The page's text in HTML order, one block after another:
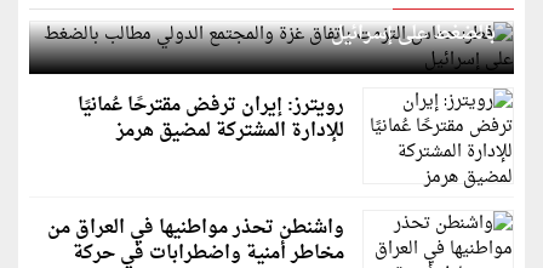
بالضغط على إسرائيل
رويترز: إيران ترفض مقترحًا عُمانيًا
للإدارة المشتركة لمضيق هرمز
واشنطن تحذر مواطنيها في العراق من
مخاطر أمنية واضطرابات في حركة